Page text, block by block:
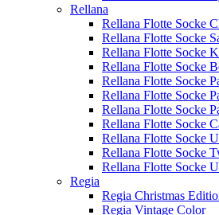
Rellana
Rellana Flotte Socke
Rellana Flotte Socke
Rellana Flotte Socke
Rellana Flotte Socke
Rellana Flotte Socke
Rellana Flotte Socke
Rellana Flotte Socke
Rellana Flotte Socke
Rellana Flotte Socke
Rellana Flotte Socke
Rellana Flotte Socke
Regia
Regia Christmas
Regia Vintage Color